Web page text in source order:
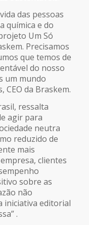
das pessoas
química e do
Um Só
Precisamos
que temos de
do nosso
um mundo
CEO da Braskem.
ressalta
agir para
neutra
reduzido de
mais
clientes
sobre as
não
iniciativa editorial
.